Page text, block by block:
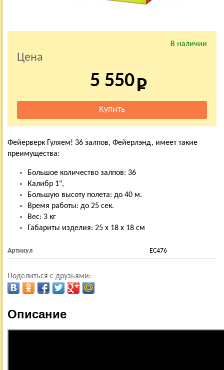
В наличии
Цена
5 550
Фейерверк Гуляем! 36 залпов, Фейерлэнд, имеет такие
преимущества:
Большое количество залпов: 36
Калибр 1",
Большую высоту полета: до 40 м.
Время работы: до 25 сек.
Вес: 3 кг
Габариты изделия: 25 х 18 х 18 см
Артикул ЕС476
Поделиться с друзьями:
Описание